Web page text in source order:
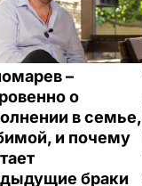
–
о
в семье,
и почему
браки